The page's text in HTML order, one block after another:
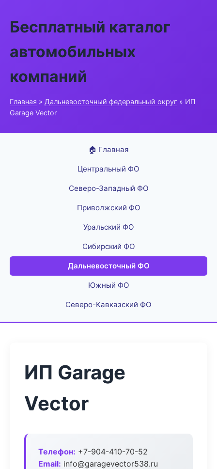
Бесплатный каталог
автомобильных
компаний
Главная » Дальневосточный федеральный округ » ИП
Garage Vector
🏠 Главная
Центральный ФО
Северо-Западный ФО
Приволжский ФО
Уральский ФО
Сибирский ФО
Дальневосточный ФО
Южный ФО
Северо-Кавказский ФО
ИП Garage
Vector
Телефон: +7-904-410-70-52
Email: info@garagevector538.ru